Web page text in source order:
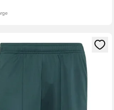
ως μέλος
ένα Modal για να συνδεθείτε ή